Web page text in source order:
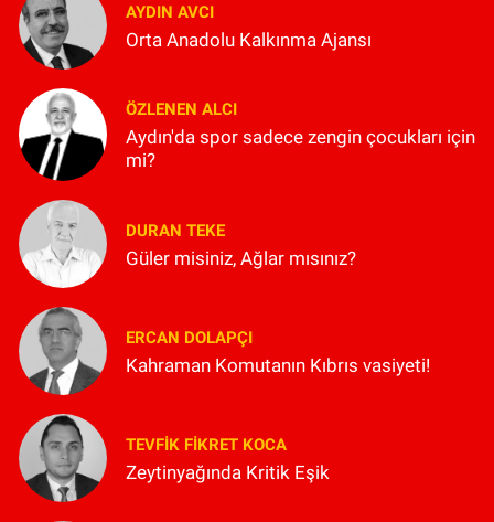
AYDIN AVCI
Orta Anadolu Kalkınma Ajansı
ÖZLENEN ALCI
Aydın'da spor sadece zengin çocukları için
mi?
DURAN TEKE
Güler misiniz, Ağlar mısınız?
ERCAN DOLAPÇI
Kahraman Komutanın Kıbrıs vasiyeti!
TEVFIK FIKRET KOCA
Zeytinyağında Kritik Eşik